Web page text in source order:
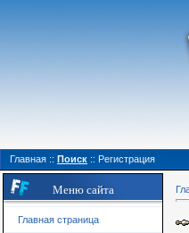
Главная :: Поиск :: Регистрация
Меню сайта
Главная страница